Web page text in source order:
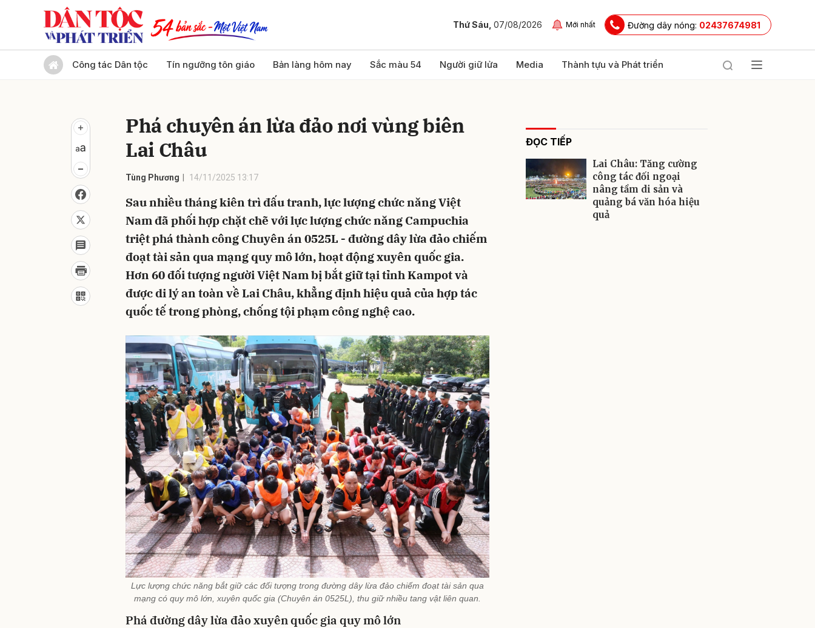
Thứ Sáu, 07/08/2026 Mới nhất Đường dây nóng: 02437674981
Công tác Dân tộc Tín ngưỡng tôn giáo Bản làng hôm nay Sắc màu 54 Người giữ lửa Media Thành tựu và Phát triển
Phá chuyên án lừa đảo nơi vùng biên
Lai Châu
Tùng Phương 14/11/2025 13:17
Sau nhiều tháng kiên trì đấu tranh, lực lượng chức năng Việt
Nam đã phối hợp chặt chẽ với lực lượng chức năng Campuchia
triệt phá thành công Chuyên án 0525L - đường dây lừa đảo chiếm
đoạt tài sản qua mạng quy mô lớn, hoạt động xuyên quốc gia.
Hơn 60 đối tượng người Việt Nam bị bắt giữ tại tỉnh Kampot và
được di lý an toàn về Lai Châu, khẳng định hiệu quả của hợp tác
quốc tế trong phòng, chống tội phạm công nghệ cao.
Lực lượng chức năng bắt giữ các đối tượng trong đường dây lừa đảo chiếm đoạt tài sản qua
mạng có quy mô lớn, xuyên quốc gia (Chuyên án 0525L), thu giữ nhiều tang vật liên quan.
Phá đường dây lừa đảo xuyên quốc gia quy mô lớn
ĐỌC TIẾP
Lai Châu: Tăng cường
công tác đối ngoại
nâng tầm di sản và
quảng bá văn hóa hiệu
quả
Gửi bình luận
Gửi